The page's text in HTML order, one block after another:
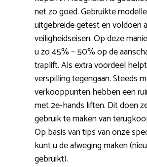
net zo goed. Gebruikte
uitgebreide getest en voldoen
veiligheidseisen. Op deze
u zo 45% – 50% op de
traplift. Als extra voordeel
verspilling tegengaan. Steeds
verkooppunten hebben een
met 2e-hands liften. Dit doen
gebruik te maken van
Op basis van tips van onze
kunt u de afweging maken
gebruikt).